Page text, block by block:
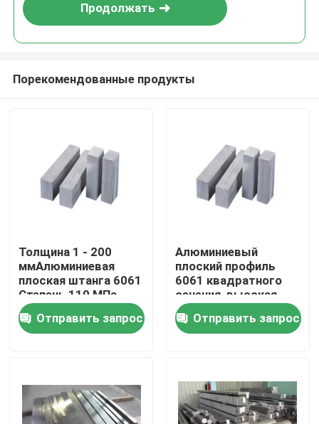
Дом
Ролики
Продолжать
Порекомендованные продукты
Толщина 1 - 200
ммАлюминиевая
плоская штанга 6061
Степень 110 МПа
Отправить запрос
Алюминиевый
плоский профиль
6061 квадратного
сечения, высокая
прочность, толщина
1 - 200 мм
Отправить запрос